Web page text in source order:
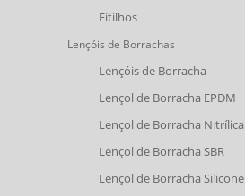
Fitilhos
Lençóis de Borrachas
Lençóis de Borracha
Lençol de Borracha EPDM
Lençol de Borracha Nitrílica
Lençol de Borracha SBR
Lençol de Borracha Silicone